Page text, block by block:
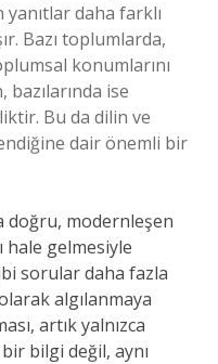
yanıtlar daha farklı
Bazı toplumlarda,
konumlarını
ise
Bu da dilin ve
dair önemli bir
doğru, modernleşen
gelmesiyle
sorular daha fazla
algılanmaya
artık yalnızca
bilgi değil, aynı